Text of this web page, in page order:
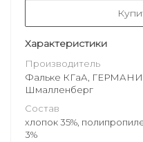
Характеристики
Производитель
Фальке КГаА,
Шмалленберг
Состав
хлопок 35%,
3%